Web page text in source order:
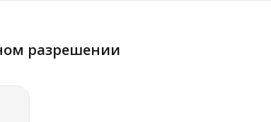
разрешении